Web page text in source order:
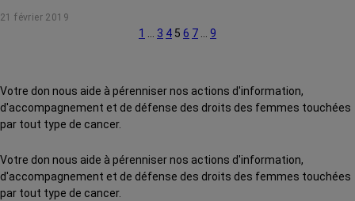
décision injustifiée qui montre un « grave retard de la France dans ce
domaine » selon Fabrice André, oncologue spécialiste de la prise en
21 février 2019
1 3 4 5 6 7 9
Votre don nous aide à pérenniser nos actions d'information,
d'accompagnement et de défense des droits des femmes touchées
par tout type de cancer.
Votre don nous aide à pérenniser nos actions d'information,
d'accompagnement et de défense des droits des femmes touchées
par tout type de cancer.